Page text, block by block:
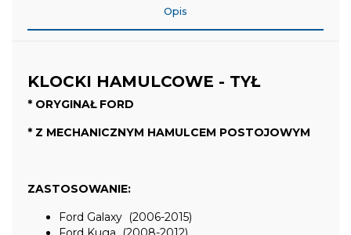
Opis
KLOCKI HAMULCOWE - TYŁ
* ORYGINAŁ FORD
* Z MECHANICZNYM HAMULCEM POSTOJOWYM
ZASTOSOWANIE:
Ford Galaxy (2006-2015)